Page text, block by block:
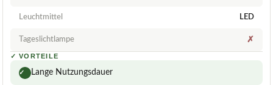
Leuchtmittel LED
Tageslichtlampe ✗
✓ VORTEILE
✓ Lange Nutzungsdauer